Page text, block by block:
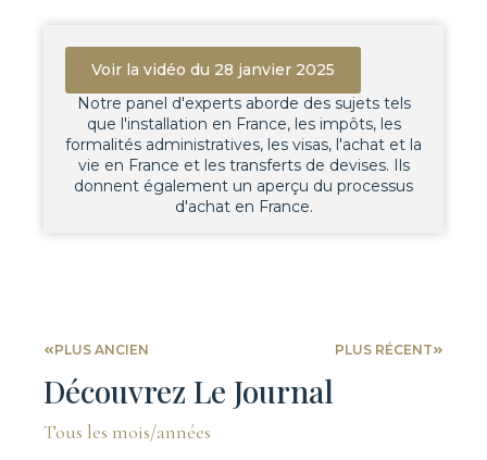
Découvrez Le Journal
Tous les mois/années
Voir la vidéo du 28 janvier 2025
Notre panel d'experts aborde des sujets tels
que l'installation en France, les impôts, les
formalités administratives, les visas, l'achat et la
vie en France et les transferts de devises. Ils
donnent également un aperçu du processus
d'achat en France.
PLUS ANCIEN PLUS RÉCENT